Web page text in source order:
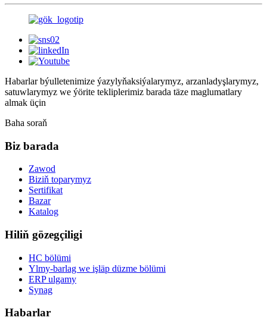
Habarlar býulletenimize ýazylyňaksiýalarymyz, arzanladyşlarymyz,
satuwlarymyz we ýörite tekliplerimiz barada täze maglumatlary
almak üçin
Baha soraň
Biz barada
Zawod
Biziň toparymyz
Sertifikat
Bazar
Katalog
Hiliň gözegçiligi
HC bölümi
Ylmy-barlag we işläp düzme bölümi
ERP ulgamy
Synag
Habarlar